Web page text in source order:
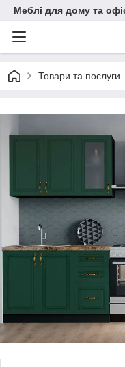
Меблі для дому та
Товари та послуги